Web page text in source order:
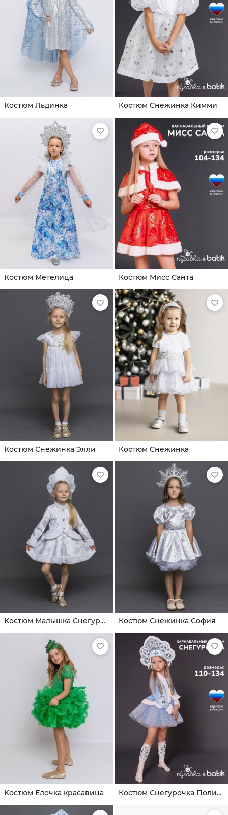
Костюм Льдинка Костюм Снежинка Кимми
Костюм Метелица Костюм Мисс Санта
Костюм Снежинка Элли Костюм Снежинка
Костюм Малышка Снегурочка Костюм Снежинка София
Костюм Елочка красавица Костюм Снегурочка Полина